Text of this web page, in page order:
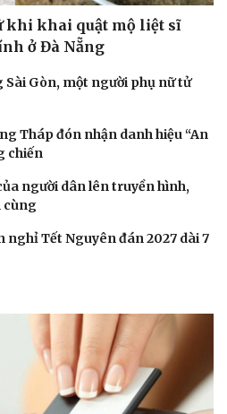
khi khai quật mộ liệt sĩ
ở Đà Nẵng
Sài Gòn, một người phụ nữ tử
Tháp đón nhận danh hiệu “An
chiến
người dân lên truyền hình,
cùng
Tết Nguyên đán 2027 dài 7